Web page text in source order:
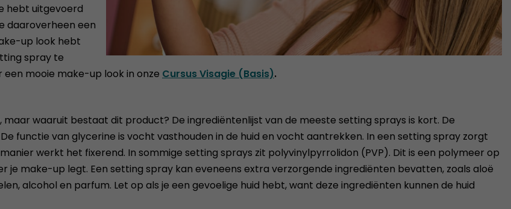
hebt uitgevoerd
daaroverheen een
up look hebt
spray te
mooie make-up look in onze Cursus Visagie (Basis).
waaruit bestaat dit product? De ingrediëntenlijst van de meeste setting sprays is kort. De
functie van glycerine is vocht vasthouden in de huid en vocht aantrekken. In een setting spray zorgt
werkt het fixerend. In sommige setting sprays zit polyvinylpyrrolidon (PVP). Dit is een polymeer op
je make-up legt. Een setting spray kan eveneens extra verzorgende ingrediënten bevatten, zoals aloë
alcohol en parfum. Let op als je een gevoelige huid hebt, want deze ingrediënten kunnen de huid